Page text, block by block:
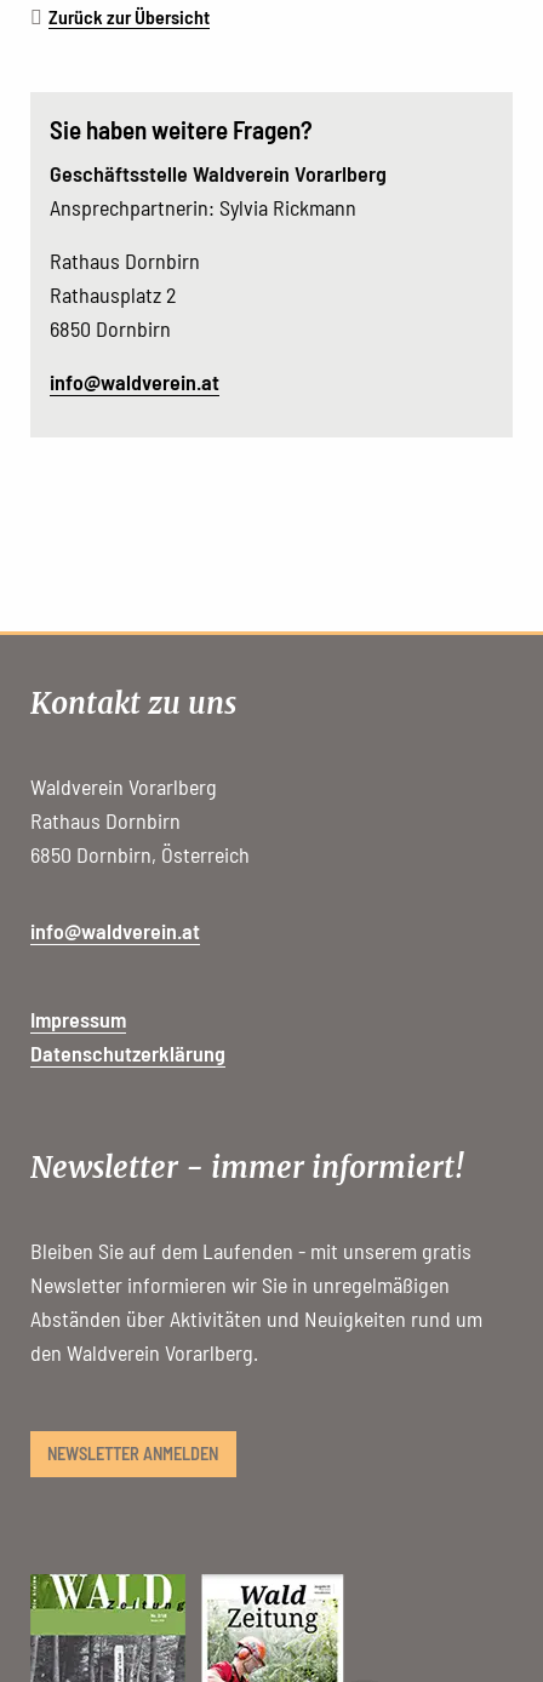
Zurück zur Übersicht
Sie haben weitere Fragen?
Geschäftsstelle Waldverein Vorarlberg
Ansprechpartnerin: Sylvia Rickmann
Rathaus Dornbirn
Rathausplatz 2
6850 Dornbirn
info@waldverein.at
Kontakt zu uns
Waldverein Vorarlberg
Rathaus Dornbirn
6850 Dornbirn, Österreich
info@waldverein.at
Impressum
Datenschutzerklärung
Newsletter - immer informiert!
Bleiben Sie auf dem Laufenden - mit unserem gratis
Newsletter informieren wir Sie in unregelmäßigen
Abständen über Aktivitäten und Neuigkeiten rund um
den Waldverein Vorarlberg.
NEWSLETTER ANMELDEN